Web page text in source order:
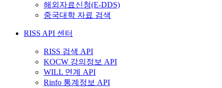
해외자료신청(E-DDS)
중국대학 자료 검색
RISS API 센터
RISS 검색 API
KOCW 강의정보 API
WILL 연계 API
Rinfo 통계정보 API